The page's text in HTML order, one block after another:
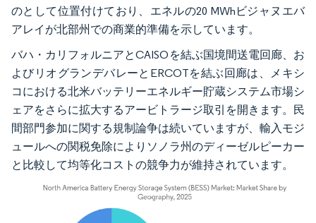
のとして位置付けており、エネルの20 MWhビジャヌエバ
アレイが北部州での商業的準備を示しています。
バハ・カリフォルニアとCAISOを結ぶ国境間送電回廊、お
よびリオグランデバレーとERCOTを結ぶ回廊は、メキシ
コにおける北米バッテリーエネルギー貯蔵システム市場シ
ェアをさらに拡大するアービトラージ取引を開きます。民
間部門参加に関する規制論争は続いていますが、輸入モジ
ュールへの関税免除によりソノラ州のディーゼルピーカー
と比較して均等化コストの競争力が維持されています。